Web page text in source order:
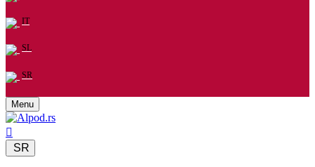
IT
SL
SR
Menu
SR